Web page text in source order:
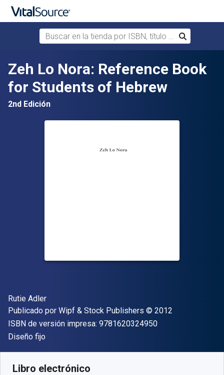
Saltar al contenido principal
Buscar en la tienda por ISBN, título o autor
Buscar
Zeh Lo Nora: Reference Book
for Students of Hebrew
2nd Edición
Autor(es)
Rutie Adler
Editor
Publicado por Wipf & Stock Publishers Copyright
© 2012
ISBN de versión impresa: 9781620324950"ISBN-13
Formato
Diseño fijo
Libro electrónico